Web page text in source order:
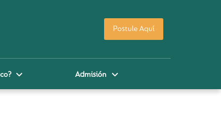
Postule Aquí
Admisión